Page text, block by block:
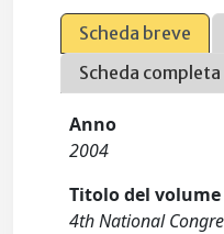
Scheda breve
Scheda completa
Anno
2004
Titolo del volume
4th National